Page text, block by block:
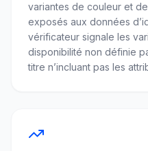
variantes de couleur et
exposés aux données
vérificateur signale les
disponibilité non définie
titre n’incluant pas les